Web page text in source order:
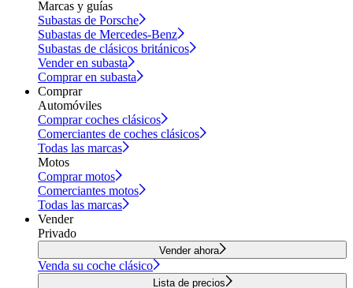
Marcas y guías
Subastas de Porsche
Subastas de Mercedes-Benz
Subastas de clásicos británicos
Vender en subasta
Comprar en subasta
Comprar
Automóviles
Comprar coches clásicos
Comerciantes de coches clásicos
Todas las marcas
Motos
Comprar motos
Comerciantes motos
Todas las marcas
Vender
Privado
Vender ahora
Venda su coche clásico
Lista de precios